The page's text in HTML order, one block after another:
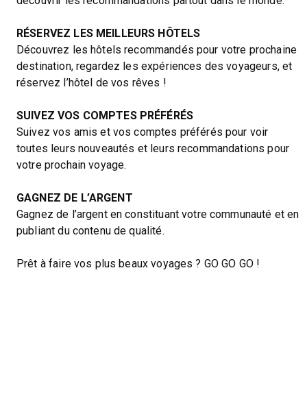
RÉSERVEZ LES MEILLEURS HÔTELS
Découvrez les hôtels recommandés pour votre prochaine
destination, regardez les expériences des voyageurs, et
réservez l’hôtel de vos rêves !
SUIVEZ VOS COMPTES PRÉFÉRÉS
Suivez vos amis et vos comptes préférés pour voir
toutes leurs nouveautés et leurs recommandations pour
votre prochain voyage.
GAGNEZ DE L’ARGENT
Gagnez de l’argent en constituant votre communauté et en
publiant du contenu de qualité.
Prêt à faire vos plus beaux voyages ? GO GO GO !